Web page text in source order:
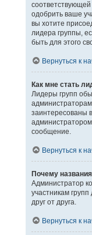
одобрить ваше
вы хотите
лидера группы,
быть для этого
Вернуться к
Как мне стать
Лидеры групп
заинтересованы
сообщение.
Вернуться к
Почему
Администратор
участникам
друг от друга.
Вернуться к